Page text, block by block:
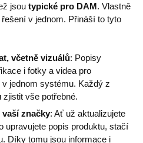
jsou typické pro DAM. Vlastně
v jednom. Přináší to tyto
včetně vizuálů: Popisy
i fotky a videa pro
jednom systému. Každý z
zjistit vše potřebné.
značky: Ať už aktualizujete
upravujete popis produktu, stačí
Díky tomu jsou informace i